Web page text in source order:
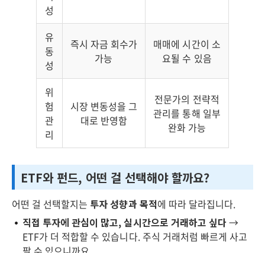
성
유
동
성
즉시 자금 회수가
가능
매매에 시간이 소
요될 수 있음
위
험
관
리
시장 변동성을 그
대로 반영함
전문가의 전략적
관리를 통해 일부
완화 가능
ETF와 펀드, 어떤 걸 선택해야 할까요?
어떤 걸 선택할지는 투자 성향과 목적에 따라 달라집니다.
직접 투자에 관심이 많고, 실시간으로 거래하고 싶다→
ETF가 더 적합할 수 있습니다. 주식 거래처럼 빠르게 사고